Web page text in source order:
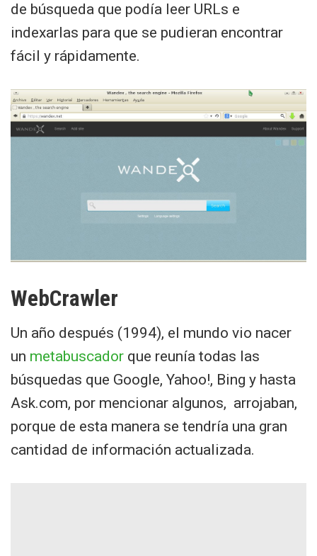
de búsqueda que podía leer URLs e
indexarlas para que se pudieran encontrar
fácil y rápidamente.
WebCrawler
Un año después (1994), el mundo vio nacer
un metabuscador que reunía todas las
búsquedas que Google, Yahoo!, Bing y hasta
Ask.com, por mencionar algunos, arrojaban,
porque de esta manera se tendría una gran
cantidad de información actualizada.